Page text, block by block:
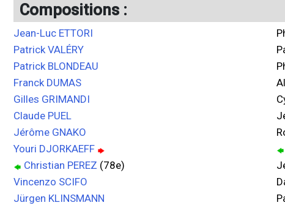
Compositions :
Jean-Luc ETTORI
Patrick VALÉRY
Patrick BLONDEAU
Franck DUMAS
Gilles GRIMANDI
Claude PUEL
Jérôme GNAKO
Youri DJORKAEFF
Christian PEREZ (78e)
Vincenzo SCIFO
Jürgen KLINSMANN